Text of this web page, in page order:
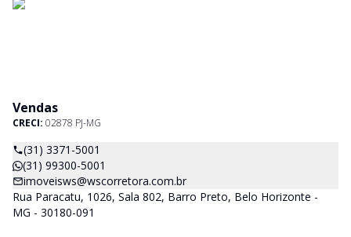
Vendas
CRECI: 02878 PJ-MG
(31) 3371-5001
(31) 99300-5001
imoveisws@wscorretora.com.br
Rua Paracatu, 1026, Sala 802, Barro Preto, Belo Horizonte -
MG - 30180-091